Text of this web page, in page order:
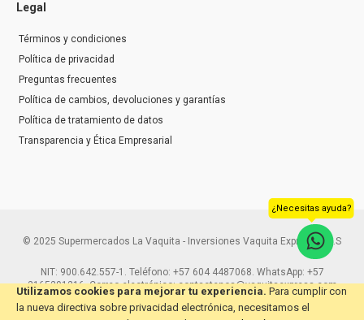
Utilizamos cookies para mejorar tu experiencia. Para cumplir con
la nueva directiva sobre privacidad electrónica, necesitamos el
Legal
Términos y condiciones
Política de privacidad
Preguntas frecuentes
Política de cambios, devoluciones y garantías
Política de tratamiento de datos
Transparencia y Ética Empresarial
© 2025 Supermercados La Vaquita - Inversiones Vaquita Express S.A.S
NIT: 900.642.557-1. Teléfono: +57 604 4487068. WhatsApp: +57
3165291216. Correo electrónico: contactenos@vaquitaexpress.com
¿Necesitas ayuda?